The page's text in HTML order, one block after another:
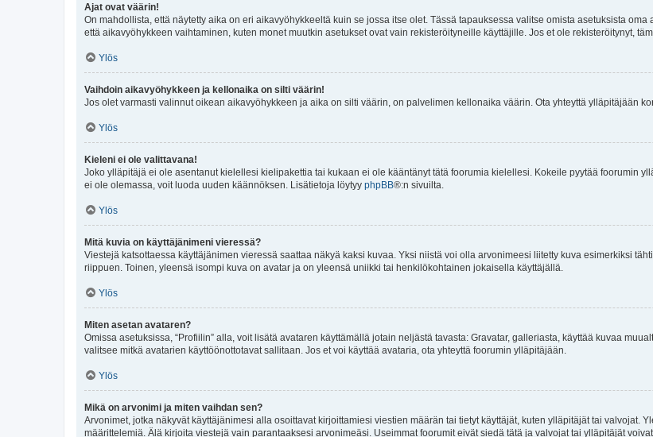
Ajat ovat väärin!
On mahdollista, että näytetty aika on eri aikavyöhykkeeltä kuin se jossa itse olet. Tässä tapauksessa valitse omista asetuksista
että aikavyöhykkeen vaihtaminen, kuten monet muutkin asetukset ovat vain rekisteröityneille käyttäjille. Jos et ole rekisteröitynyt,
Ylös
Vaihdoin aikavyöhykkeen ja kellonaika on silti väärin!
Jos olet varmasti valinnut oikean aikavyöhykkeen ja aika on silti väärin, on palvelimen kellonaika väärin. Ota yhteyttä ylläpitäjään
Ylös
Kieleni ei ole valittavana!
Joko ylläpitäjä ei ole asentanut kielellesi kielipakettia tai kukaan ei ole kääntänyt tätä foorumia kielellesi. Kokeile pyytää foorumin
ei ole olemassa, voit luoda uuden käännöksen. Lisätietoja löytyy phpBB®:n sivuilta.
Ylös
Mitä kuvia on käyttäjänimeni vieressä?
Viestejä katsottaessa käyttäjänimen vieressä saattaa näkyä kaksi kuvaa. Yksi niistä voi olla arvonimeesi liitetty kuva esimerkiksi
riippuen. Toinen, yleensä isompi kuva on avatar ja on yleensä uniikki tai henkilökohtainen jokaisella käyttäjällä.
Ylös
Miten asetan avataren?
Omissa asetuksissa, “Profiilin” alla, voit lisätä avataren käyttämällä jotain neljästä tavasta: Gravatar, galleriasta, käyttää kuvaa
valitsee mitkä avatarien käyttöönottotavat sallitaan. Jos et voi käyttää avataria, ota yhteyttä foorumin ylläpitäjään.
Ylös
Mikä on arvonimi ja miten vaihdan sen?
Arvonimet, jotka näkyvät käyttäjänimesi alla osoittavat kirjoittamiesi viestien määrän tai tietyt käyttäjät, kuten ylläpitäjät tai valvojat.
määrittelemiä. Älä kirjoita viestejä vain parantaaksesi arvonimeäsi. Useimmat foorumit eivät siedä tätä ja valvojat tai ylläpitäjät